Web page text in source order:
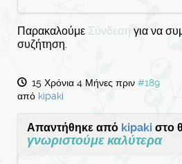
Παρακαλούμε Σύνδεση για να
συζήτηση.
15 Χρόνια 4 Μήνες πριν #189
από kipaki
Απαντήθηκε από kipaki στο
γνωριστούμε καλύτερα